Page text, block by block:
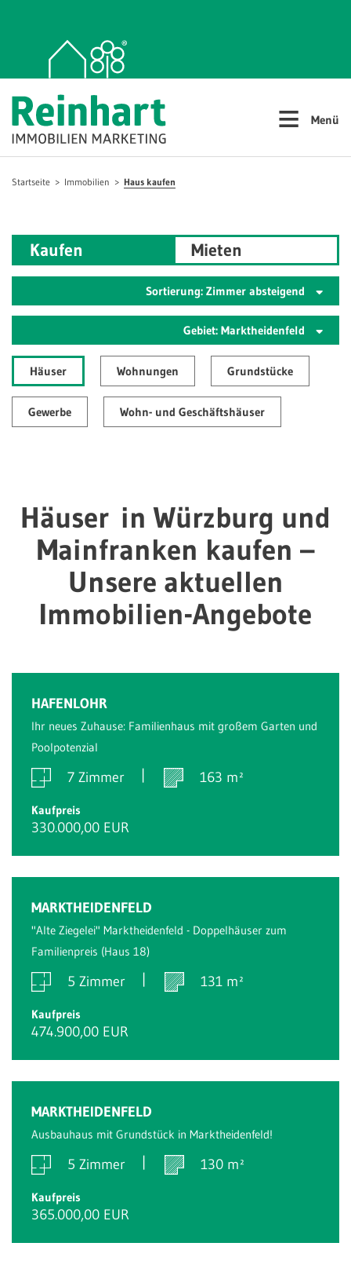
≡ Menü
Startseite Immobilien Haus kaufen
Kaufen Mieten
Sortierung: Zimmer absteigend
Gebiet: Marktheidenfeld
Häuser Wohnungen Grundstücke
Gewerbe Wohn- und Geschäftshäuser
Häuser in Würzburg und
Mainfranken kaufen –
Unsere aktuellen
Immobilien-Angebote
HAFENLOHR
Ihr neues Zuhause: Familienhaus mit großem Garten und
Poolpotenzial
7 Zimmer 163 m²
Kaufpreis
330.000,00 EUR
MARKTHEIDENFELD
"Alte Ziegelei" Marktheidenfeld - Doppelhäuser zum
Familienpreis (Haus 18)
5 Zimmer 131 m²
Kaufpreis
474.900,00 EUR
MARKTHEIDENFELD
Ausbauhaus mit Grundstück in Marktheidenfeld!
5 Zimmer 130 m²
Kaufpreis
365.000,00 EUR